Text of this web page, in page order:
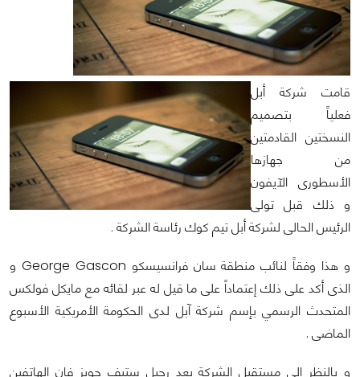
قامت شركة أبل
فعلياً بتصميم
النسختين القادمتين
من جهازها
الأسطورى الآيفون
و ذلك قبل تولى
الرئيس الحالى لشركة أبل تيم كوك رئاسة الشركة .
و هذا وفقاً لنائب منطقة سان فرانسيسكو George Gascon و
الذى أكد على ذلك إعتماداً على ما قيل له عبر لقائه مع مايكل فولكس
المتحدث الرسمي بإسم شركة آبل لدى الحكومة الأمريكية الأسبوع
الماضى .
و بالنظر إلى مستقبل الشركة بعد رحيل ستيف جوبز فإن الهاتفين